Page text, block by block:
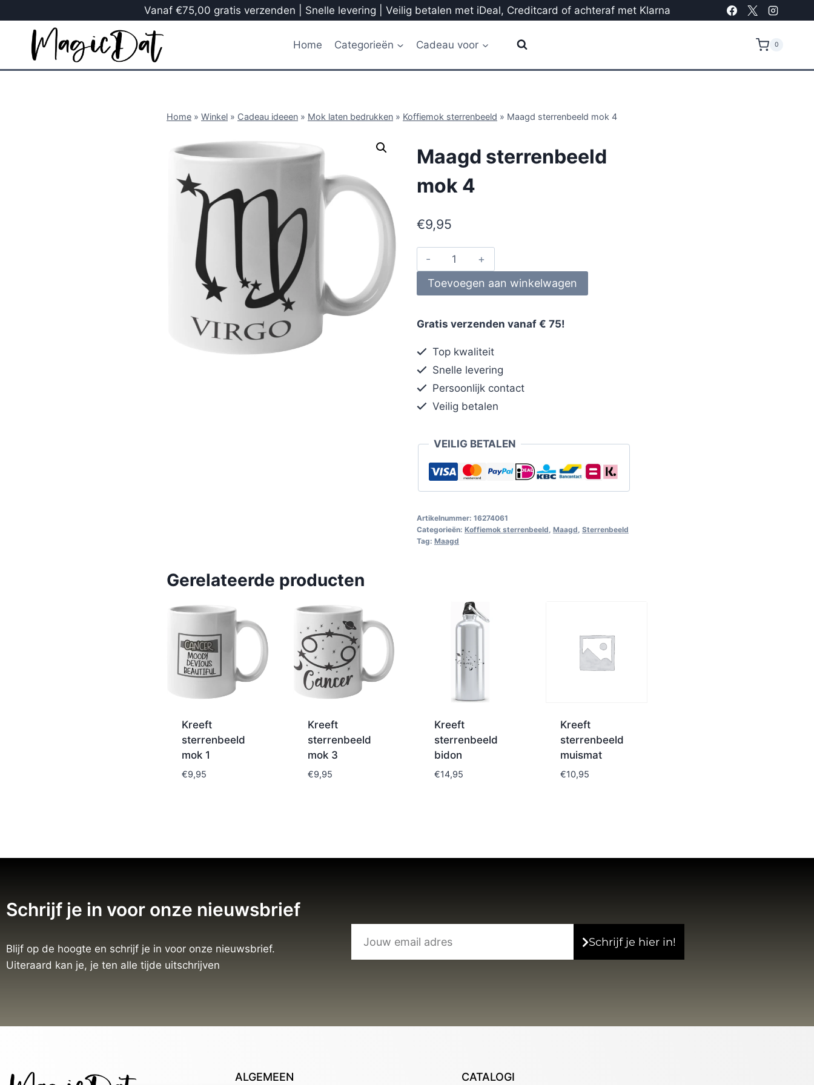
Vanaf €75,00 gratis verzenden | Snelle levering | Veilig betalen met iDeal, Creditcard of achteraf met Klarna
Home Categorieën Cadeau voor 0
Home » Winkel » Cadeau ideeen » Mok laten bedrukken » Koffiemok sterrenbeeld » Maagd sterrenbeeld mok 4
Maagd sterrenbeeld
mok 4
€9,95
Toevoegen aan winkelwagen
Gratis verzenden vanaf € 75!
Top kwaliteit
Snelle levering
Persoonlijk contact
Veilig betalen
VEILIG BETALEN
Artikelnummer: 16274061
Categorieën: Koffiemok sterrenbeeld Maagd Sterrenbeeld
Tag: Maagd
Gerelateerde producten
Kreeft
sterrenbeeld
mok 1
€9,95
Kreeft
sterrenbeeld
mok 3
€9,95
Kreeft
sterrenbeeld
bidon
€14,95
Kreeft
sterrenbeeld
muismat
€10,95
Schrijf je in voor onze nieuwsbrief
Blijf op de hoogte en schrijf je in voor onze nieuwsbrief.
Uiteraard kan je, je ten alle tijde uitschrijven
Schrijf je hier in!
ALGEMEEN CATALOGI